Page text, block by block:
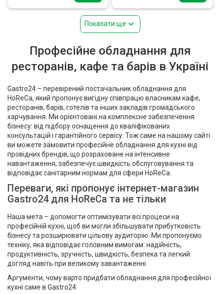
Показати ще
Професійне обладнання для
ресторанів, кафе та барів в Україні
Gastro24 – перевірений постачальник обладнання для
HoReCa, який пропонує вигідну співпрацю власникам кафе,
ресторанів, барів, готелів та інших закладів громадського
харчування. Ми орієнтовані на комплексне забезпечення
бізнесу: від підбору оснащення до кваліфікованих
консультацій і гарантійного сервісу. Тож саме на нашому сайті
ви можете замовити професійне обладнання для кухні від
провідних брендів, що розраховане на інтенсивне
навантаження, забезпечує швидкість обслуговування та
відповідає санітарним нормам для сфери HoReCa.
Переваги, які пропонує інтернет-магазин
Gastro24 для HoReCa та не тільки
Наша мета – допомогти оптимізувати всі процеси на
професійній кухні, щоб ви могли збільшувати прибутковість
бізнесу та розширювати цільову аудиторію. Ми пропонуємо
техніку, яка відповідає головним вимогам: надійність,
продуктивність, зручність, швидкість, безпека та легкий
догляд навіть при великому завантаженні.
Аргументи, чому варто придбати обладнання для професійної
кухні саме в Gastro24: